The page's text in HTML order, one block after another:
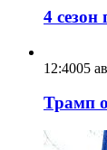
4
12:4005
Трамп